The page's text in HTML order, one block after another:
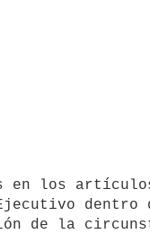
en los
dentro
de la